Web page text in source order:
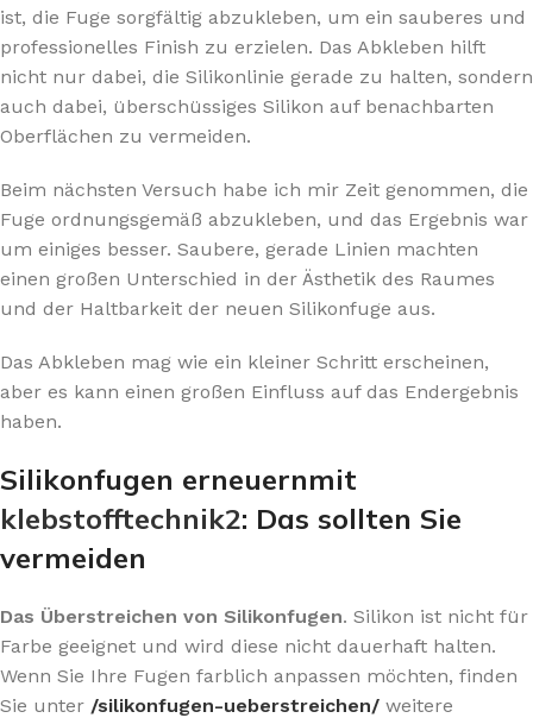
ist, die Fuge sorgfältig abzukleben, um ein sauberes und
professionelles Finish zu erzielen. Das Abkleben hilft
nicht nur dabei, die Silikonlinie gerade zu halten, sondern
auch dabei, überschüssiges Silikon auf benachbarten
Oberflächen zu vermeiden.
Beim nächsten Versuch habe ich mir Zeit genommen, die
Fuge ordnungsgemäß abzukleben, und das Ergebnis war
um einiges besser. Saubere, gerade Linien machten
einen großen Unterschied in der Ästhetik des Raumes
und der Haltbarkeit der neuen Silikonfuge aus.
Das Abkleben mag wie ein kleiner Schritt erscheinen,
aber es kann einen großen Einfluss auf das Endergebnis
haben.
Silikonfugen erneuernmit
klebstofftechnik2: Das sollten Sie
vermeiden
Das Überstreichen von Silikonfugen. Silikon ist nicht für
Farbe geeignet und wird diese nicht dauerhaft halten.
Wenn Sie Ihre Fugen farblich anpassen möchten, finden
Sie unter /silikonfugen-ueberstreichen/ weitere